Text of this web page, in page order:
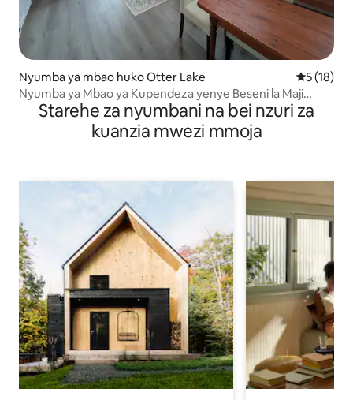
Nyumba ya mbao huko Otter Lake Ukadiriaji
5 (18)
Nyumba ya Mbao ya Kupendeza yenye Beseni la Maji
Moto na kayaki | Karibu na Ottawa
Starehe za nyumbani na bei nzuri za
kuanzia mwezi mmoja